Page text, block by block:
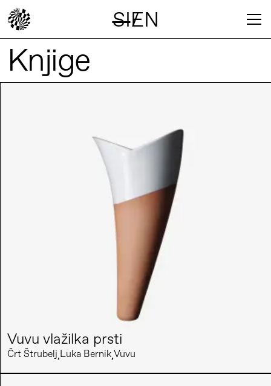
/
SIEN
Knjige
Vuvu vlažilka prsti
Črt Štrubelj Luka Bernik Vuvu